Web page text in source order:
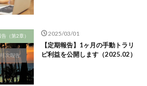
（第2章） 2025/03/01
【定期報告】1ヶ月の手動トラリ
ピ利益を公開します（2025.02）